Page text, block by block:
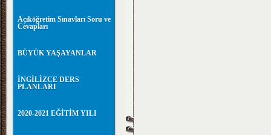
Açıköğretim Sınavları Soru ve
Cevapları
BÜYÜK YAŞAYANLAR
İNGİLİZCE DERS
PLANLARI
2020-2021 EĞİTİM YILI